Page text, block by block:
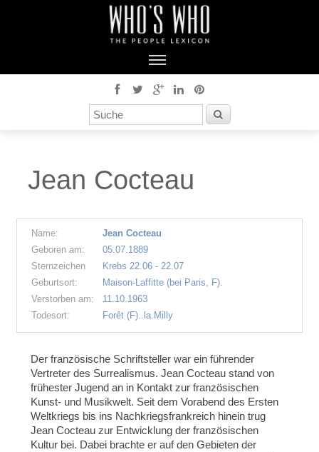
Jean Cocteau
Name:
Jean Cocteau
Geboren am:
05.07.1889
Sternzeichen
Krebs 22.06 - 22.07
Geburtsort:
Maison-Laffitte (bei Paris, F).
Verstorben am:
11.10.1963
Todesort:
Forêt (F)..la.Milly
Der französische Schriftsteller war ein führender
Vertreter des Surrealismus. Jean Cocteau stand von
frühester Jugend an in Kontakt zur französischen
Kunst- und Musikwelt. Seit dem Vorabend des Ersten
Weltkriegs bis ins Nachkriegsfrankreich hinein trug
Jean Cocteau zur Entwicklung der französischen
Kultur bei. Dabei brachte er auf den Gebieten der